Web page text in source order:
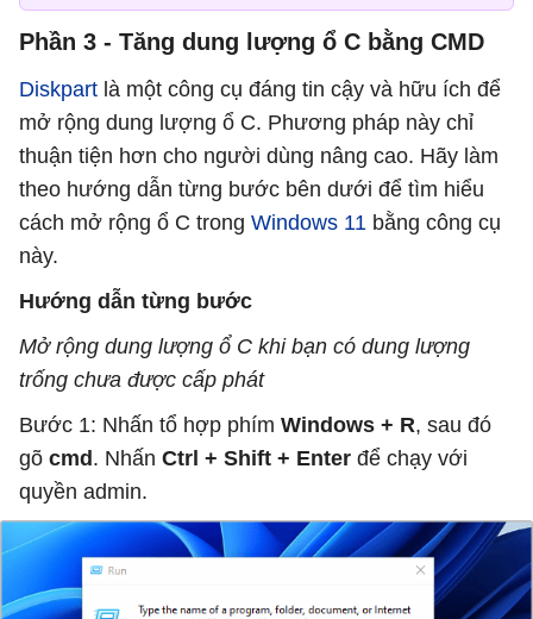
Phần 3 - Tăng dung lượng ổ C bằng CMD
Diskpart là một công cụ đáng tin cậy và hữu ích để
mở rộng dung lượng ổ C. Phương pháp này chỉ
thuận tiện hơn cho người dùng nâng cao. Hãy làm
theo hướng dẫn từng bước bên dưới để tìm hiểu
cách mở rộng ổ C trong Windows 11 bằng công cụ
này.
Hướng dẫn từng bước
Mở rộng dung lượng ổ C khi bạn có dung lượng
trống chưa được cấp phát
Bước 1: Nhấn tổ hợp phím Windows + R, sau đó
gõ cmd . Nhấn Ctrl + Shift + Enter để chạy với
quyền admin.